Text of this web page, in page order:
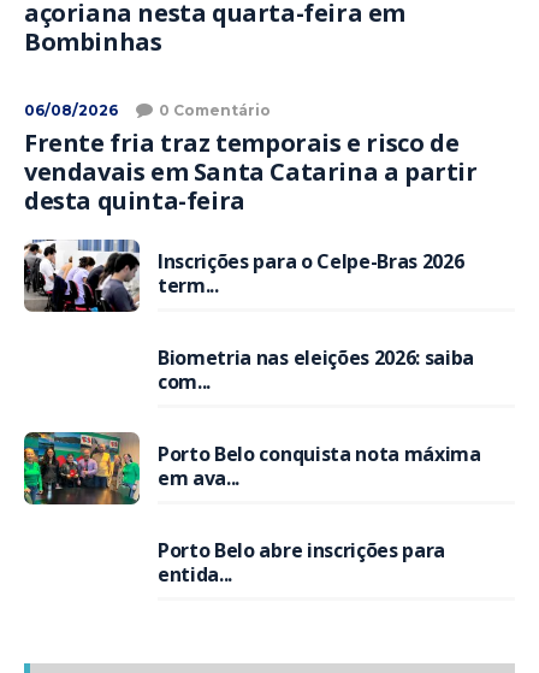
açoriana nesta quarta-feira em
Bombinhas
06/08/2026 0 Comentário
Frente fria traz temporais e risco de
vendavais em Santa Catarina a partir
desta quinta-feira
Inscrições para o Celpe-Bras 2026
term...
Biometria nas eleições 2026: saiba
com...
Porto Belo conquista nota máxima
em ava...
Porto Belo abre inscrições para
entida...